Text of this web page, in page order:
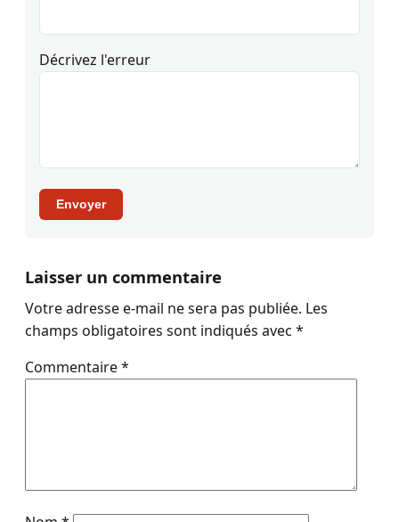
Décrivez l'erreur
Envoyer
Laisser un commentaire
Votre adresse e-mail ne sera pas publiée. Les
champs obligatoires sont indiqués avec *
Commentaire*